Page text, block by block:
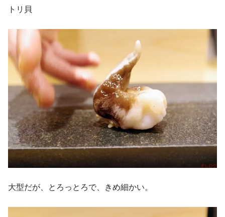
トリ貝
大型だが、とろっとろで、きめ細かい。